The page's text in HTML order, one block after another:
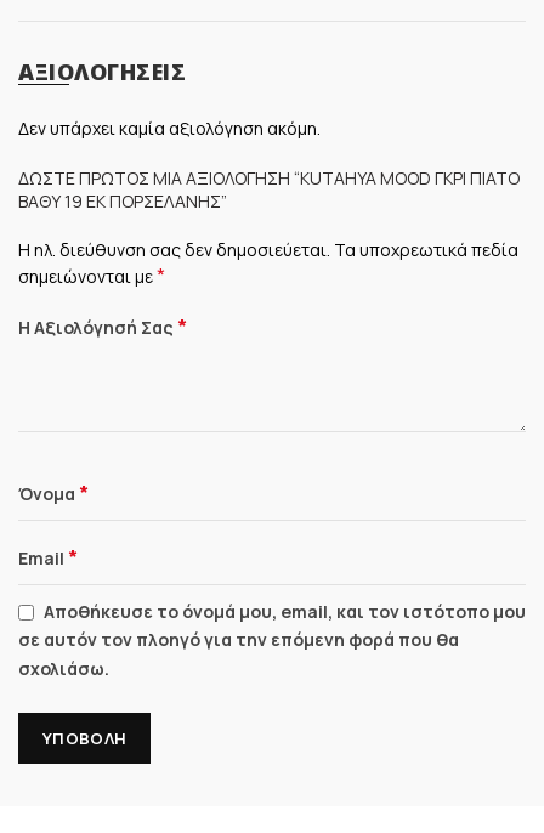
ΑΞΙΟΛΟΓΉΣΕΙΣ
Δεν υπάρχει καμία αξιολόγηση ακόμη.
ΔΏΣΤΕ ΠΡΏΤΟΣ ΜΊΑ ΑΞΙΟΛΌΓΗΣΗ “KUTAHYA MOOD ΓΚΡΙ ΠΙΆΤΟ
ΒΑΘΎ 19 ΕΚ ΠΟΡΣΕΛΆΝΗΣ”
Η ηλ. διεύθυνση σας δεν δημοσιεύεται. Τα υποχρεωτικά πεδία
σημειώνονται με*
Η Αξιολόγησή Σας *
Όνομα *
Email *
Αποθήκευσε το όνομά μου, email, και τον ιστότοπο μου
σε αυτόν τον πλοηγό για την επόμενη φορά που θα
σχολιάσω.